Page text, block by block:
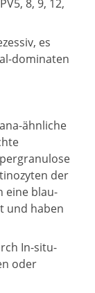
8, 9, 12,
es
dominaten
ähnliche
der
eine blau-
und haben
In-situ-
oder